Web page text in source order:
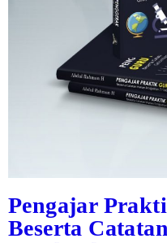
Pengajar
Beserta